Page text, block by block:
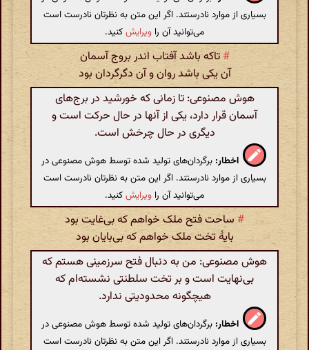
بسیاری از موارد نادرستند. اگر این متن به نظرتان نادرست است
می‌توانید آن را ویرایشکنید.
#تاکه باشد آفتاب اندر بروج آسمان
آن یکی باشد روان و آن دگرگردان بود
هوش مصنوعی: تا زمانی که خورشید در برج‌های
آسمان قرار دارد، یکی از آنها در حال حرکت است و
دیگری در حال چرخش است.
اخطار: برگردان‌های تولید شده توسط هوش مصنوعی در
بسیاری از موارد نادرستند. اگر این متن به نظرتان نادرست است
می‌توانید آن را ویرایشکنید.
# ساحت فتح ملک خواهم که بی‌غایت بود
بایهٔ تخت ملک خواهم که بی‌بایان بود
هوش مصنوعی: من به دنبال فتح سرزمینی هستم که
بی‌نهایت است و بر تخت سلطنتی نشسته‌ام که
هیچگونه محدودیتی ندارد.
اخطار: برگردان‌های تولید شده توسط هوش مصنوعی در
بسیاری از موارد نادرستند. اگر این متن به نظرتان نادرست است